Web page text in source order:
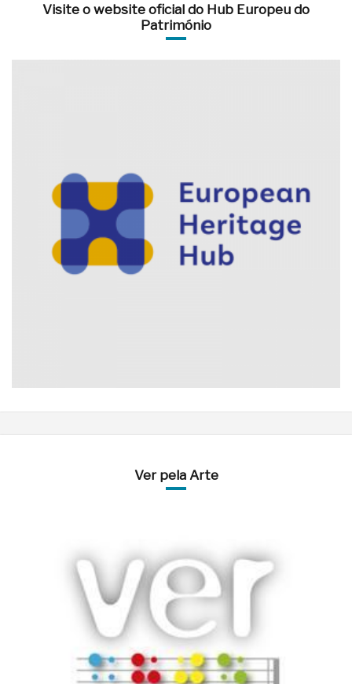
Visite o website oficial do Hub Europeu do
Património
Ver pela Arte